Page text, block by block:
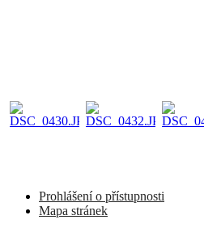
Prohlášení o přístupnosti
Mapa stránek